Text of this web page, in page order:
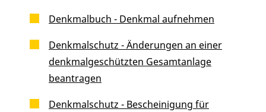
Denkmalbuch - Denkmal aufnehmen
Denkmalschutz - Änderungen an einer
denkmalgeschützten Gesamtanlage
beantragen
Denkmalschutz - Bescheinigung für